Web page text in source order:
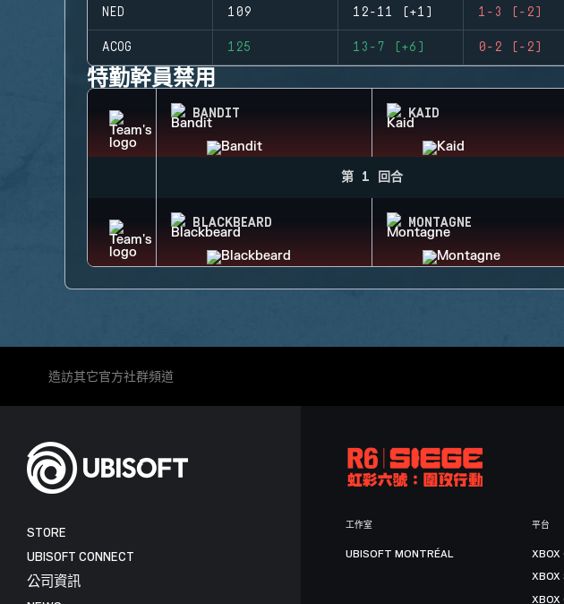
NED 109 12-11 (+1) 1-3 (-2)
ACOG 125 13-7 (+6) 0-2 (-2)
特勤幹員禁用
BANDIT KAID
第 1 回合
BLACKBEARD MONTAGNE
造訪其它官方社群頻道
STORE
UBISOFT CONNECT
公司資訊
工作室
UBISOFT MONTRÉAL
平台
XBOX
XBOX
XBOX